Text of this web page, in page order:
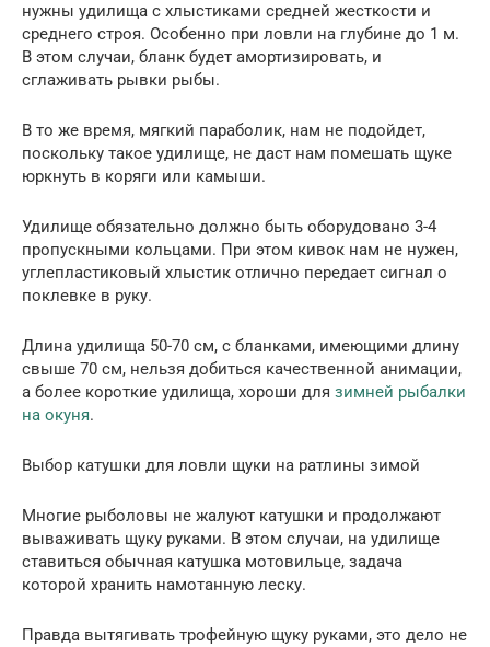
нужны удилища с хлыстиками средней жесткости и
среднего строя. Особенно при ловли на глубине до 1 м.
В этом случаи, бланк будет амортизировать, и
сглаживать рывки рыбы.
В то же время, мягкий параболик, нам не подойдет,
поскольку такое удилище, не даст нам помешать щуке
юркнуть в коряги или камыши.
Удилище обязательно должно быть оборудовано 3-4
пропускными кольцами. При этом кивок нам не нужен,
углепластиковый хлыстик отлично передает сигнал о
поклевке в руку.
Длина удилища 50-70 см, с бланками, имеющими длину
свыше 70 см, нельзя добиться качественной анимации,
а более короткие удилища, хороши для зимней рыбалки
на окуня.
Выбор катушки для ловли щуки на ратлины зимой
Многие рыболовы не жалуют катушки и продолжают
вываживать щуку руками. В этом случаи, на удилище
ставиться обычная катушка мотовильце, задача
которой хранить намотанную леску.
Правда вытягивать трофейную щуку руками, это дело не